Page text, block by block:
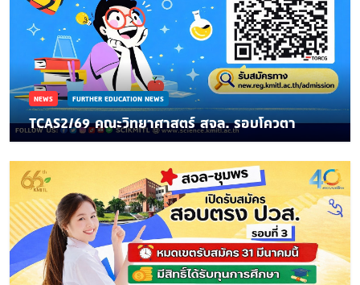
NEWS FURTHER EDUCATION NEWS
TCAS2/69 คณะวิทยาศาสตร์ สจล. รอบโควตา